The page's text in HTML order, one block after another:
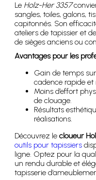
Le Holz-Her 3357
sangles, toiles, galons,
capitonnés. Son
ateliers de tapissier et
de sièges anciens ou
Avantages pour les
Gain de temps
cadence rapide et
Moins d’effort
de clouage.
Résultats
réalisations.
Découvrez le cloueur
outils pour tapissiers
ligne. Optez pour la
un rendu durable et
tapisserie